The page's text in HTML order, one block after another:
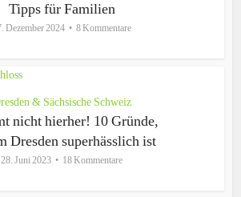
Tipps für Familien
Dezember 2024 8 Kommentare
& Sächsische Schweiz
nicht hierher! 10 Gründe,
Dresden superhässlich ist
28. Juni 2023 18 Kommentare